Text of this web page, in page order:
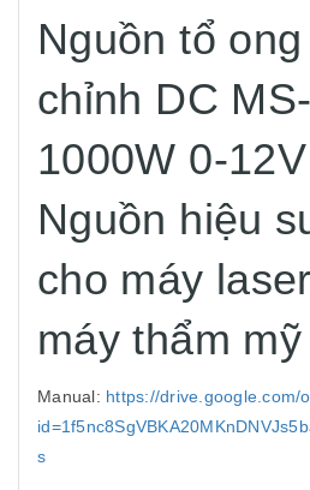
Nguồn tổ
chỉnh DC
1000W 0-
Nguồn hiệu
cho máy
máy thẩm mỹ
Manual: https://drive.google.com/
s